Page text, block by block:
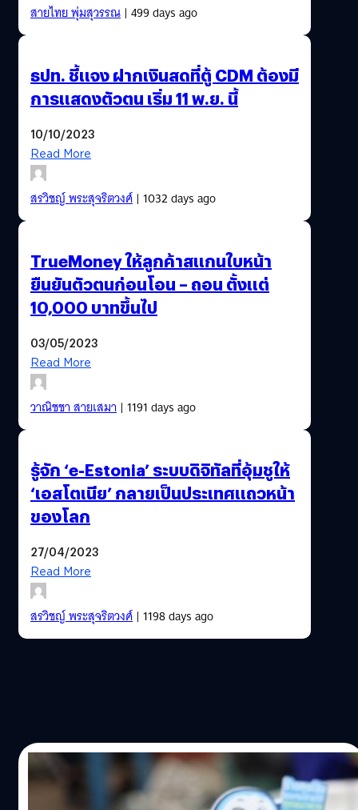
สายไทย พุ่มสุวรรณ| 499 days ago
ธปท. ชี้แจง ฝากเงินสดที่ตู้ CDM ต้องมี
การแสดงตัวตน เริ่ม 11 พ.ย. นี้
10/10/2023
Read More
สรวิชญ์ พระสุจริตวงศ์| 1032 days ago
TrueMoney ให้ลูกค้าสแกนใบหน้า
ยืนยันตัวตนก่อนโอน – ถอน ตั้งแต่
10,000 บาทขึ้นไป
03/05/2023
Read More
วาณิชชา สายเสมา| 1191 days ago
รู้จัก ‘e-Estonia’ ระบบดิจิทัลที่อุ้มชูให้
‘เอสโตเนีย’ กลายเป็นประเทศแถวหน้า
ของโลก
27/04/2023
Read More
สรวิชญ์ พระสุจริตวงศ์| 1198 days ago
25/04/2023
ลูกค้ากรุงไทยโอนเงินเกิน 50,000 บาท เตรียม